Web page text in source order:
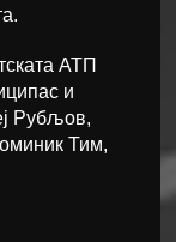
АТП
и
Рубљов,
Тим,